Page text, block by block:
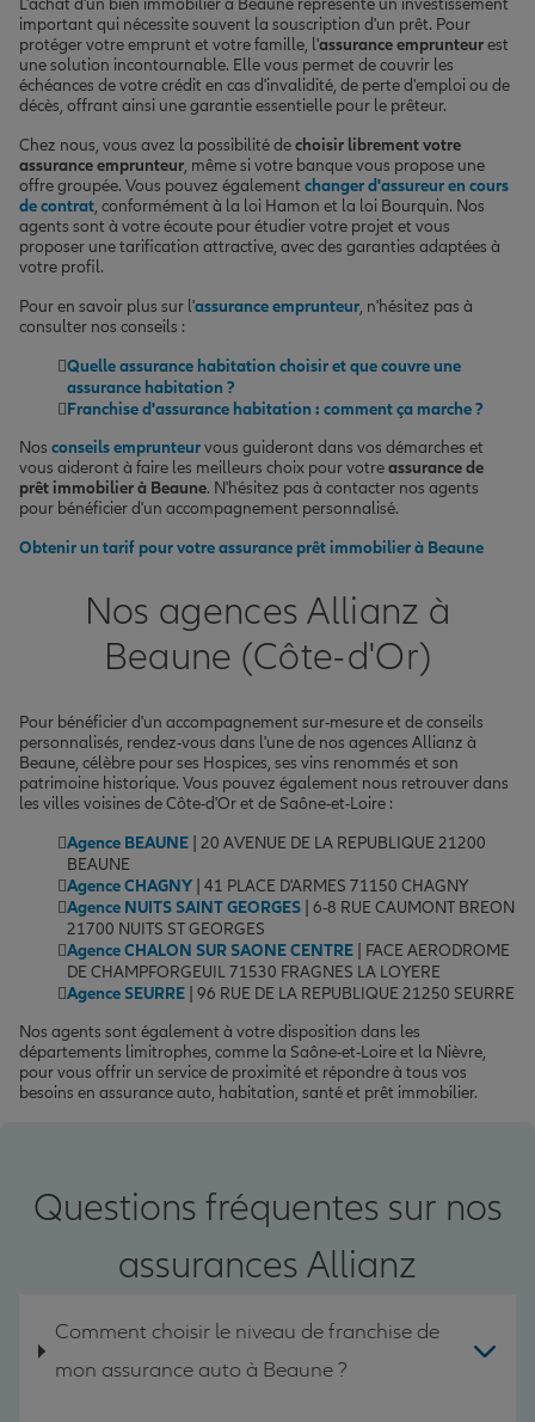
important qui nécessite souvent la souscription d'un prêt. Pour
protéger votre emprunt et votre famille, l'assurance emprunteurest
une solution incontournable. Elle vous permet de couvrir les
échéances de votre crédit en cas d'invalidité, de perte d'emploi ou de
décès, offrant ainsi une garantie essentielle pour le prêteur.
Chez nous, vous avez la possibilité dechoisir librement votre
assurance emprunteur, même si votre banque vous propose une
offre groupée. Vous pouvez également changer d'assureur en cours
de contrat, conformément à la loi Hamon et la loi Bourquin. Nos
agents sont à votre écoute pour étudier votre projet et vous
proposer une tarification attractive, avec des garanties adaptées à
votre profil.
Pour en savoir plus sur l'assurance emprunteur, n'hésitez pas à
consulter nos conseils :
Quelle assurance habitation choisir et que couvre une
assurance habitation ?
Franchise d'assurance habitation : comment ça marche ?
Nos conseils emprunteurvous guideront dans vos démarches et
vous aideront à faire les meilleurs choix pour votreassurance de
prêt immobilier à Beaune. N'hésitez pas à contacter nos agents
pour bénéficier d'un accompagnement personnalisé.
Obtenir un tarif pour votre assurance prêt immobilier à Beaune
Nos agences Allianz à
Beaune (Côte-d'Or)
Pour bénéficier d'un accompagnement sur-mesure et de conseils
personnalisés, rendez-vous dans l'une de nos agences Allianz à
Beaune, célèbre pour ses Hospices, ses vins renommés et son
patrimoine historique. Vous pouvez également nous retrouver dans
les villes voisines de Côte-d'Or et de Saône-et-Loire :
Agence BEAUNE | 20 AVENUE DE LA REPUBLIQUE 21200
BEAUNE
Agence CHAGNY | 41 PLACE D'ARMES 71150 CHAGNY
Agence NUITS SAINT GEORGES | 6-8 RUE CAUMONT BREON
21700 NUITS ST GEORGES
Agence CHALON SUR SAONE CENTRE | FACE AERODROME
DE CHAMPFORGEUIL 71530 FRAGNES LA LOYERE
Agence SEURRE | 96 RUE DE LA REPUBLIQUE 21250 SEURRE
Nos agents sont également à votre disposition dans les
départements limitrophes, comme la Saône-et-Loire et la Nièvre,
pour vous offrir un service de proximité et répondre à tous vos
besoins en assurance auto, habitation, santé et prêt immobilier.
Questions fréquentes sur nos
assurances Allianz
Comment choisir le niveau de franchise de
mon assurance auto à Beaune ?